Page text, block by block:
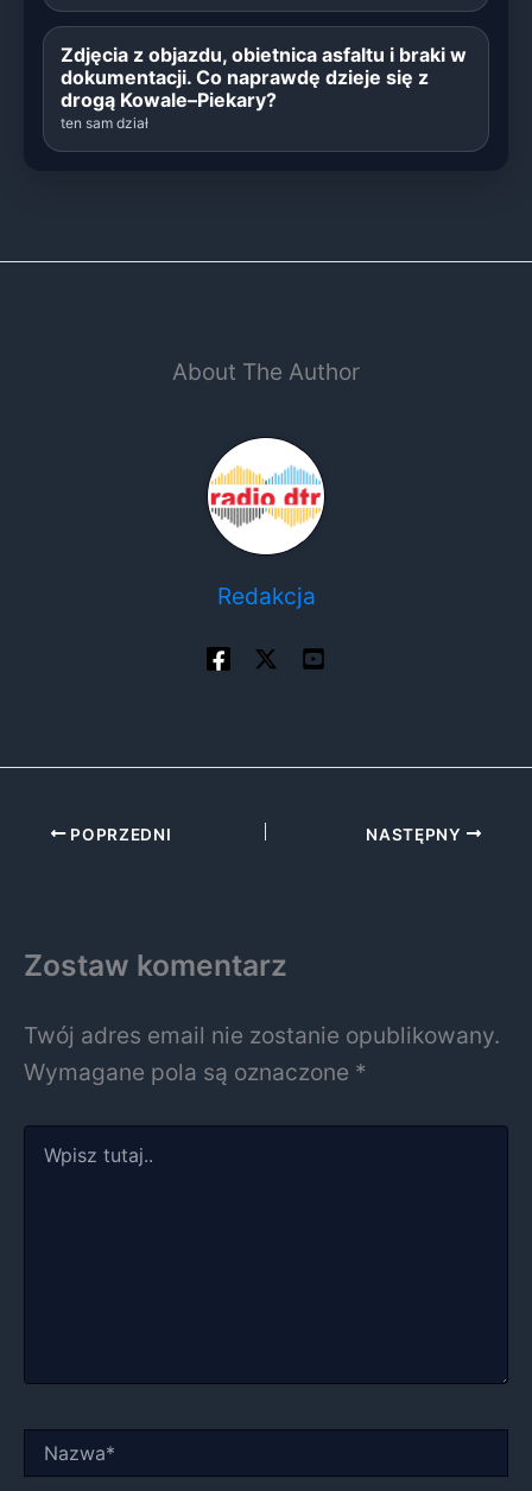
Zdjęcia z objazdu, obietnica asfaltu i braki w
dokumentacji. Co naprawdę dzieje się z
drogą Kowale–Piekary?
ten sam dział
About The Author
Redakcja
POPRZEDNI NASTĘPNY
Zostaw komentarz
Twój adres email nie zostanie opublikowany.
Wymagane pola są oznaczone *
tutaj..